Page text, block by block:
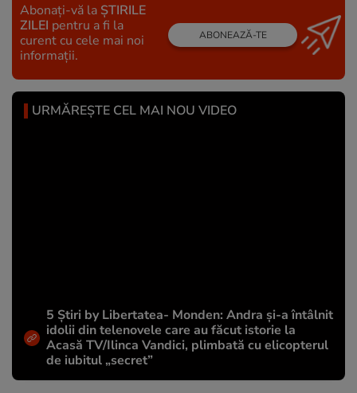
Abonați-vă la ȘTIRILE
ZILEI pentru a fi la
curent cu cele mai noi
informații.
ABONEAZĂ-TE
URMĂREȘTE CEL MAI NOU VIDEO
5 Știri by Libertatea- Monden: Andra și-a întâlnit
idolii din telenovele care au făcut istorie la
Acasă TV/Ilinca Vandici, plimbată cu elicopterul
de iubitul „secret”